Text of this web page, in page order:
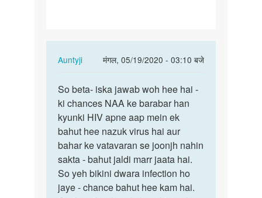
Auntyji
मंगल, 05/19/2020 - 03:10 बजे
In
to
Medam
ji
Mene
aapse
pucha…
by
Rakesh
So
beta-
iska
jawab
woh
hee…
So beta- iska jawab woh hee hai -
ki chances NAA ke barabar han
kyunki HIV apne aap mein ek
bahut hee nazuk virus hai aur
bahar ke vatavaran se joonjh nahin
sakta - bahut jaldi marr jaata hai.
So yeh bikini dwara infection ho
jaye - chance bahut hee kam hai.